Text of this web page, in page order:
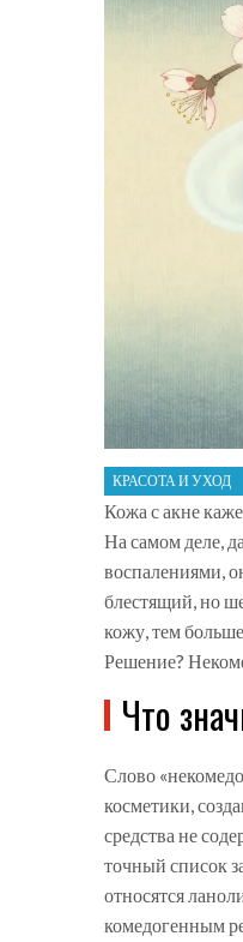
КРАСОТА И УХОД
Кожа с акне
На самом деле,
воспалениями,
блестящий, но
кожу, тем
Решение?
Что
Слово
косметики,
средства не
точный список
относятся
комедогенным